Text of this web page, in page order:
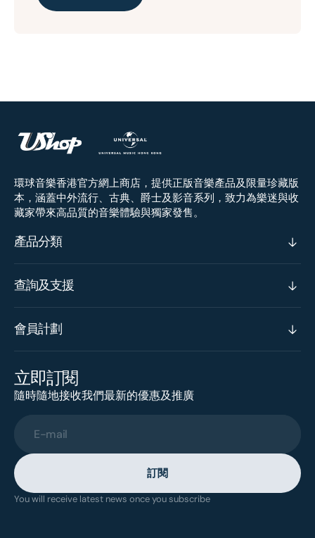
環球音樂香港官方網上商店，提供正版音樂產品及限量珍藏版
本，涵蓋中外流行、古典、爵士及影音系列，致力為樂迷與收
藏家帶來高品質的音樂體驗與獨家發售。
產品分類
查詢及支援
會員計劃
立即訂閱
隨時隨地接收我們最新的優惠及推廣
E-mail
訂閱
You will receive latest news once you subscribe